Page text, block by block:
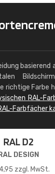
basierend
richtige Farbe
RAL-
Farbfächer
RAL D2
RAL DESIGN
zzgl. MwSt.